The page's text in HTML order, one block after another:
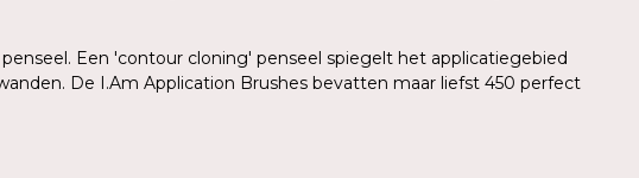
Een 'contour cloning' penseel spiegelt het applicatiegebied
De I.Am Application Brushes bevatten maar liefst 450 perfect